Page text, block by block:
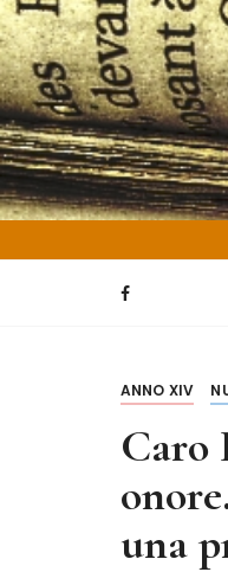
S
a
l
t
a
a
l
c
Liguria e
ANNO XIV
Caro
una